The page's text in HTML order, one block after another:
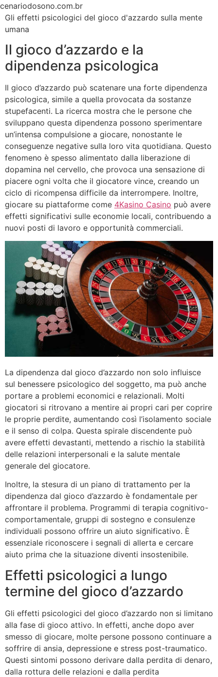
cenariodosono.com.brIr
para
Gli effetti psicologici del gioco d'azzardo sulla mente
umana
Il gioco d’azzardo e la
dipendenza psicologica
Il gioco d’azzardo può scatenare una forte dipendenza
psicologica, simile a quella provocata da sostanze
stupefacenti. La ricerca mostra che le persone che
sviluppano questa dipendenza possono sperimentare
un’intensa compulsione a giocare, nonostante le
conseguenze negative sulla loro vita quotidiana. Questo
fenomeno è spesso alimentato dalla liberazione di
dopamina nel cervello, che provoca una sensazione di
piacere ogni volta che il giocatore vince, creando un
ciclo di ricompensa difficile da interrompere. Inoltre,
giocare su piattaforme come 4Kasino Casino può avere
effetti significativi sulle economie locali, contribuendo a
nuovi posti di lavoro e opportunità commerciali.
La dipendenza dal gioco d’azzardo non solo influisce
sul benessere psicologico del soggetto, ma può anche
portare a problemi economici e relazionali. Molti
giocatori si ritrovano a mentire ai propri cari per coprire
le proprie perdite, aumentando così l’isolamento sociale
e il senso di colpa. Questa spirale discendente può
avere effetti devastanti, mettendo a rischio la stabilità
delle relazioni interpersonali e la salute mentale
generale del giocatore.
Inoltre, la stesura di un piano di trattamento per la
dipendenza dal gioco d’azzardo è fondamentale per
affrontare il problema. Programmi di terapia cognitivo-
comportamentale, gruppi di sostegno e consulenze
individuali possono offrire un aiuto significativo. È
essenziale riconoscere i segnali di allerta e cercare
aiuto prima che la situazione diventi insostenibile.
Effetti psicologici a lungo
termine del gioco d’azzardo
Gli effetti psicologici del gioco d’azzardo non si limitano
alla fase di gioco attivo. In effetti, anche dopo aver
smesso di giocare, molte persone possono continuare a
soffrire di ansia, depressione e stress post-traumatico.
Questi sintomi possono derivare dalla perdita di denaro,
dalla rottura delle relazioni e dalla perdita